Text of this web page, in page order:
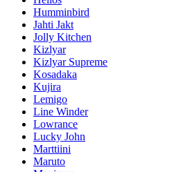
Humminbird
Jahti Jakt
Jolly Kitchen
Kizlyar
Kizlyar Supreme
Kosadaka
Kujira
Lemigo
Line Winder
Lowrance
Lucky John
Marttiini
Maruto